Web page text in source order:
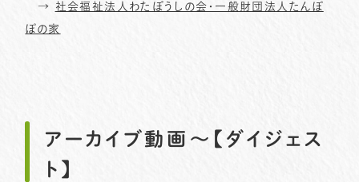
→
社会福祉法人わたぼうしの会・一般財団法人たんぽ
ぽの家
アーカイブ動画〜【ダイジェス
ト】